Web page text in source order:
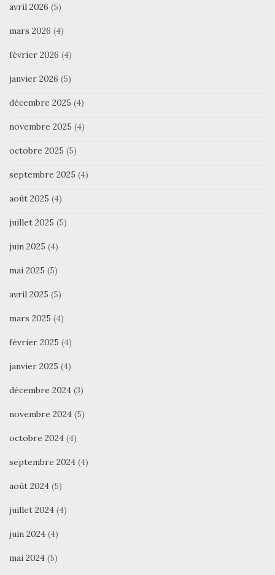
avril 2026 (5)
mars 2026 (4)
février 2026 (4)
janvier 2026 (5)
décembre 2025 (4)
novembre 2025 (4)
octobre 2025 (5)
septembre 2025 (4)
août 2025 (4)
juillet 2025 (5)
juin 2025 (4)
mai 2025 (5)
avril 2025 (5)
mars 2025 (4)
février 2025 (4)
janvier 2025 (4)
décembre 2024 (3)
novembre 2024 (5)
octobre 2024 (4)
septembre 2024 (4)
août 2024 (5)
juillet 2024 (4)
juin 2024 (4)
mai 2024 (5)